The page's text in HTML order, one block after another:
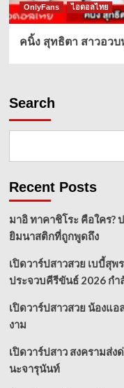
OnlyFans ไอดอลไทย
คนิ้ง สุทธิตา สาวอวบ
Search
Recent Posts
มาอิ ทาคาชิโระ คือใคร?
ยิมนาสติกที่ถูกพูดถึง
เปิดวาร์ปสาวสวย เบบี้สุ
ประจวบคีรีขันธ์ 2026 กำ
เปิดวาร์ปสาวสวย น้องแ
งาม
เปิดวาร์ปสาว สงครามส่
นะจารุนันท์